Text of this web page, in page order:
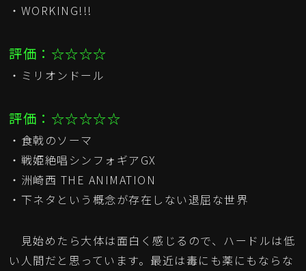
・WORKING!!!
評価：☆☆☆☆
・ミリオンドール
評価：☆☆☆☆☆
・食戟のソーマ
・戦姫絶唱シンフォギアGX
・洲崎西 THE ANIMATION
・下ネタという概念が存在しない退屈な世界
見始めたら大体は面白く感じるので、ハードルは低
い人間だと思っています。最近は毒にも薬にもならな